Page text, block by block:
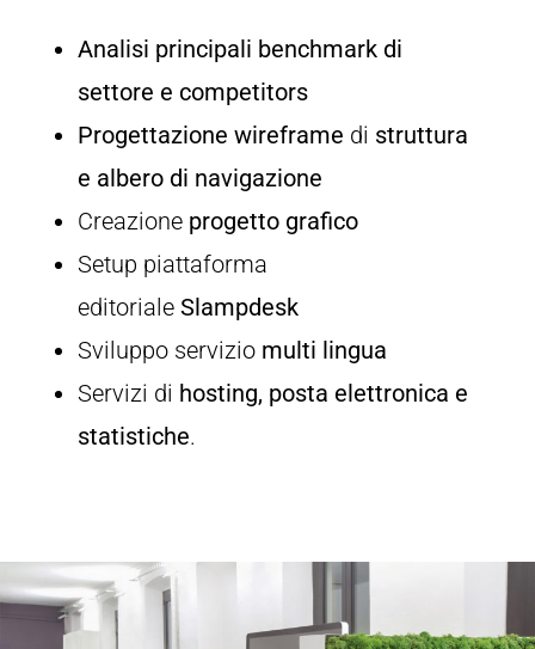
Analisi principali benchmark di
settore e competitors
Progettazione wireframe di struttura
e albero di navigazione
Creazione progetto grafico
Setup piattaforma
editoriale Slampdesk
Sviluppo servizio multi lingua
Servizi di hosting, posta elettronica e
statistiche.